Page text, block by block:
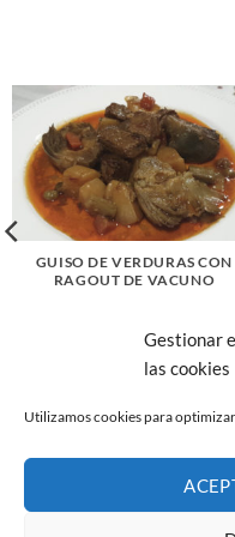
Gestionar
las cookies
Utilizamos cookies para
GUISO DE VERDURAS CON
RAGOUT DE VACUNO
AVISO LEGAL